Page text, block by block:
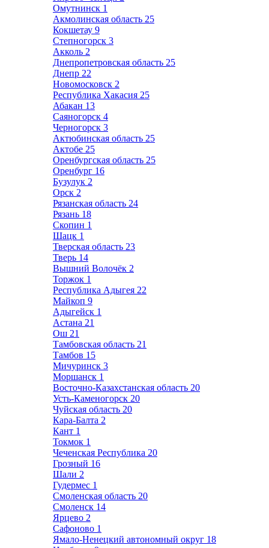
Омутнинск 1
Акмолинская область 25
Кокшетау 9
Степногорск 3
Акколь 2
Днепропетровская область 25
Днепр 22
Новомосковск 2
Республика Хакасия 25
Абакан 13
Саяногорск 4
Черногорск 3
Актюбинская область 25
Актобе 25
Оренбургская область 25
Оренбург 16
Бузулук 2
Орск 2
Рязанская область 24
Рязань 18
Скопин 1
Шацк 1
Тверская область 23
Тверь 14
Вышний Волочёк 2
Торжок 1
Республика Адыгея 22
Майкоп 9
Адыгейск 1
Астана 21
Ош 21
Тамбовская область 21
Тамбов 15
Мичуринск 3
Моршанск 1
Восточно-Казахстанская область 20
Усть-Каменогорск 20
Чуйская область 20
Кара-Балта 2
Кант 1
Токмок 1
Чеченская Республика 20
Грозный 16
Шали 2
Гудермес 1
Смоленская область 20
Смоленск 14
Ярцево 2
Сафоново 1
Ямало-Ненецкий автономный округ 18